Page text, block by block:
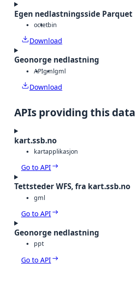
Egen nedlastningsside Parquet
octetbin
Download
Geonorge nedlastning
APIgmlgml
Download
APIs providing this
kart.ssb.no
kartapplikasjon
Go to API
Tettsteder WFS, fra kart.ssb.no
gml
Go to API
Geonorge nedlastning
ppt
Go to API